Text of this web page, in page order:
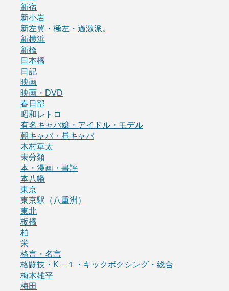
新宿
新小岩
新左翼・極左・過激派。
新横浜
新橋
日本橋
日記
映画
映画・DVD
春日部
昭和レトロ
有名キャバ嬢・アイドル・モデル
朝キャバ・昼キャバ
木村草太
未分類
本・漫画・書評
本八幡
東京
東京駅（八重洲）
東北
板橋
柏
栄
格言・名言
格闘技・K－１・キックボクシング・総合
梅木雄平
梅田